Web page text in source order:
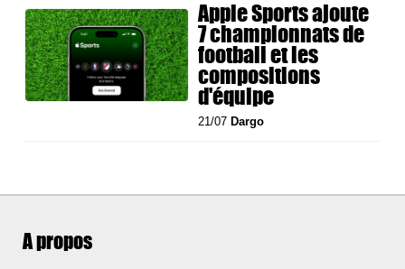
Apple Sports ajoute
7 championnats de
football et les
compositions
d'équipe
21/07 Dargo
A propos